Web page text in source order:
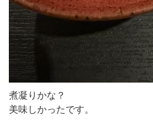
煮凝りかな？
美味しかったです。